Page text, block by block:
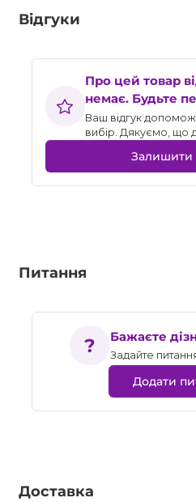
Відгуки
Про цей товар
немає. Будьте
Ваш відгук
вибір. Дякуємо, що
Залишити
Питання
Бажаєте
Задайте
Додати
Доставка